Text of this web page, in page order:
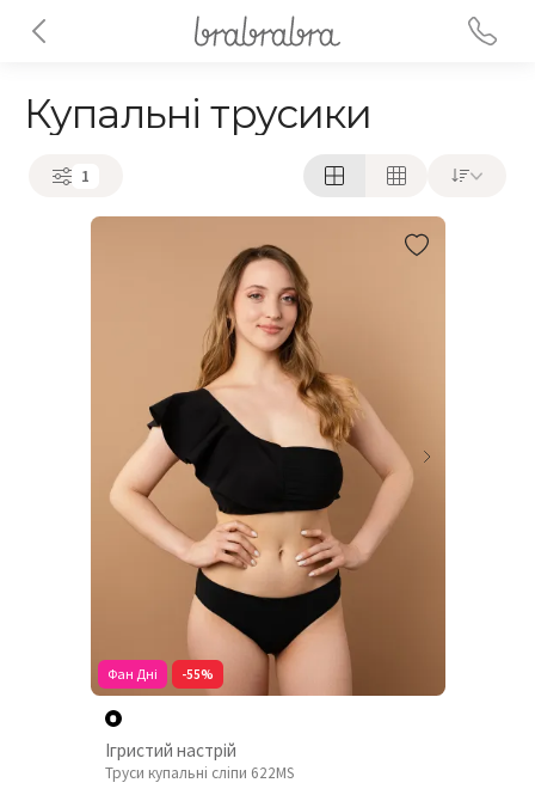
Купальні трусики
1
Фан Дні -55%
Ігристий настрій
Труси купальні сліпи 622MS